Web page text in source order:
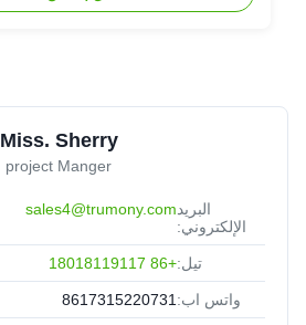
Miss. Sherry
project Manger
البريد
الإلكتروني:
sales4@trumony.com
تيل:+86 18018119117
واتس اب: 8617315220731